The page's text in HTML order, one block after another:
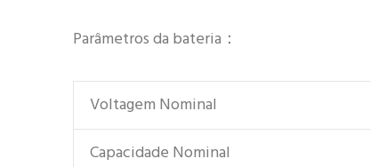
Parâmetros da bateria：
Voltagem Nominal
Capacidade Nominal